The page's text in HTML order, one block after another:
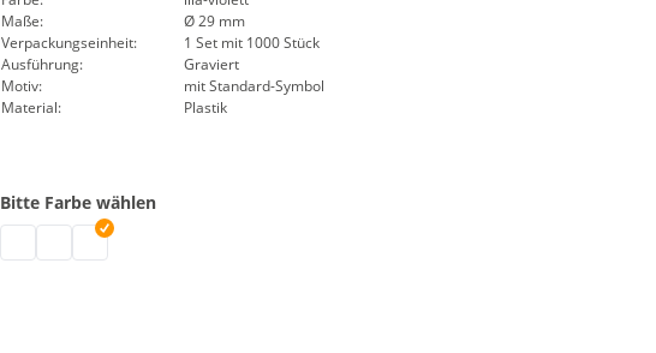
Maße:
Ø 29 mm
Verpackungseinheit:
1 Set mit 1000 Stück
Ausführung:
Graviert
Motiv:
mit Standard-Symbol
Material:
Plastik
Bitte Farbe wählen
Pfandchips | weiß
Pfandchips | grün
Pfandchips | lila-violett